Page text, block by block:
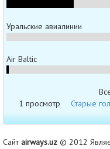
Уральские авиалинии
Air Baltic
1 просмотр
Старые
Сайтairways.uz © 2012